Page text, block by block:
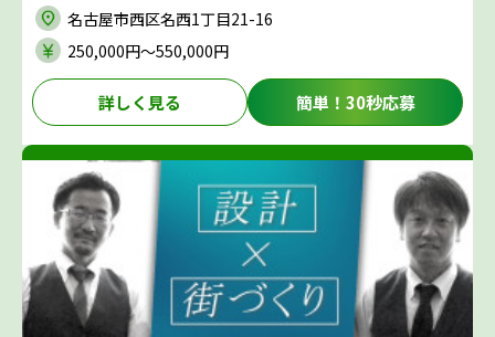
名古屋市西区名西1丁目21-16
250,000円〜550,000円
詳しく見る 簡単！30秒応募